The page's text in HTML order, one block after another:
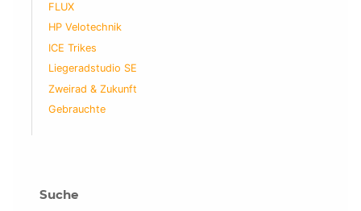
FLUX
HP Velotechnik
ICE Trikes
Liegeradstudio SE
Zweirad & Zukunft
Gebrauchte
Suche